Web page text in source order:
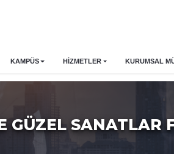
KAMPÜS HİZMETLER KURUMSAL
SANATLAR